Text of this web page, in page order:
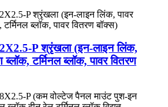
P श्रृंखला (इन-लाइन लिंक,
ब्लॉक, टर्मिनल ब्लॉक, पावर वितरण